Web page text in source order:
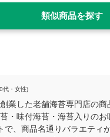
類似商品を探す
代・女性)
業した老舗海苔専門店の商
・味付海苔・海苔入りのお
で、商品名通りバラエティ